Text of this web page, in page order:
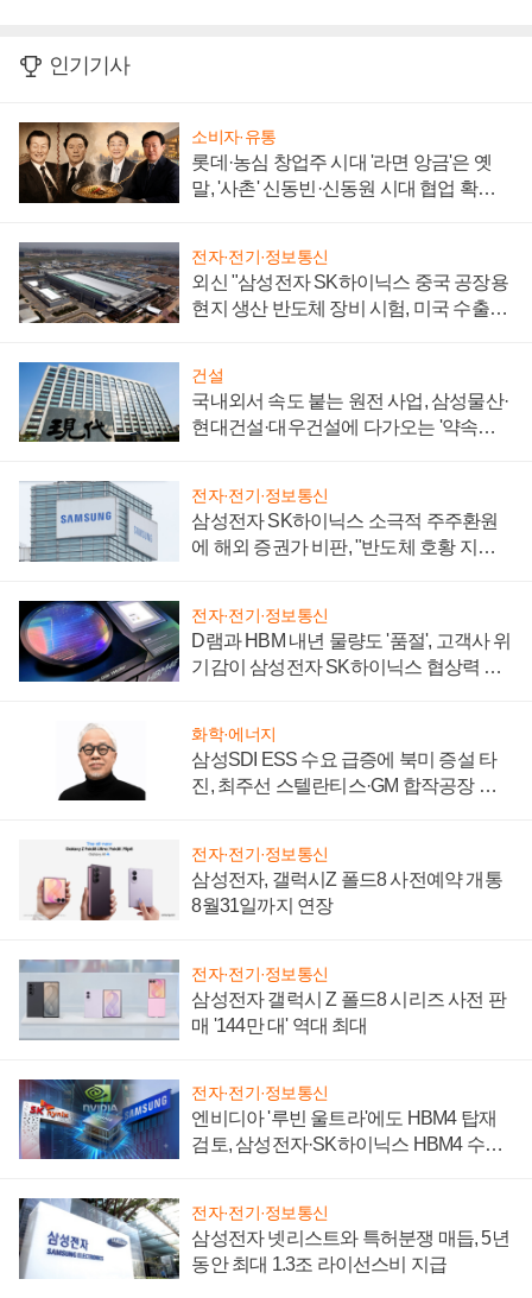
인기기사
소비자·유통
롯데·농심 창업주 시대 '라면 앙금'은 옛
말, '사촌' 신동빈·신동원 시대 협업 확대
전자·전기·정보통신
외신 "삼성전자 SK하이닉스 중국 공장용
현지 생산 반도체 장비 시험, 미국 수출통
건설
국내외서 속도 붙는 원전 사업, 삼성물산·
현대건설·대우건설에 다가오는 '약속의
전자·전기·정보통신
삼성전자 SK하이닉스 소극적 주주환원
에 해외 증권가 비판, "반도체 호황 지속
전자·전기·정보통신
D램과 HBM 내년 물량도 '품절', 고객사 위
기감이 삼성전자 SK하이닉스 협상력 더
화학·에너지
삼성SDI ESS 수요 급증에 북미 증설 타
진, 최주선 스텔란티스·GM 합작공장 건
전자·전기·정보통신
삼성전자, 갤럭시Z 폴드8 사전예약 개통
8월31일까지 연장
전자·전기·정보통신
삼성전자 갤럭시 Z 폴드8 시리즈 사전 판
매 '144만 대' 역대 최대
전자·전기·정보통신
엔비디아 '루빈 울트라'에도 HBM4 탑재
검토, 삼성전자·SK하이닉스 HBM4 수율
전자·전기·정보통신
삼성전자 넷리스트와 특허분쟁 매듭, 5년
동안 최대 1.3조 라이선스비 지급